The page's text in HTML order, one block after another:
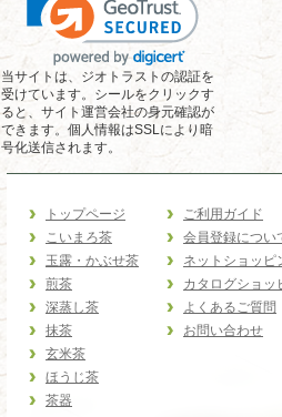
当サイトは、ジオトラストの認証を
受けています。シールをクリックす
ると、サイト運営会社の身元確認が
できます。個人情報はSSLにより暗
号化送信されます。
トップページ
こいまろ茶
玉露・かぶせ茶
煎茶
深蒸し茶
抹茶
玄米茶
ほうじ茶
茶器
ご利用ガイド
会員登録につい
ネットショッピ
カタログショッ
よくあるご質問
お問い合わせ